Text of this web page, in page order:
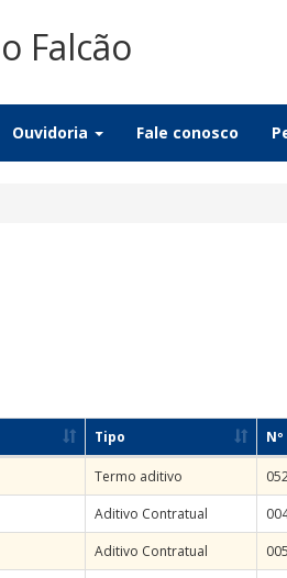
Falcão
Ouvidoria Fale conosco
Tipo
Termo aditivo
Aditivo Contratual
Aditivo Contratual